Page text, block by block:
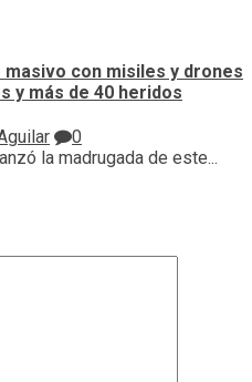
masivo con misiles y drones
y más de 40 heridos
0
la madrugada de este...